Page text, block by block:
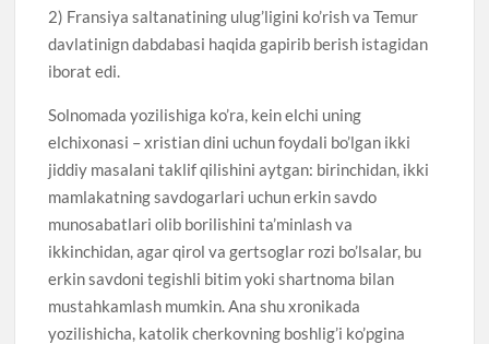
2) Fransiya saltanatining ulug’ligini ko’rish va Temur
davlatinign dabdabasi haqida gapirib berish istagidan
iborat edi.
Solnomada yozilishiga ko’ra, kein elchi uning
elchixonasi – xristian dini uchun foydali bo’lgan ikki
jiddiy masalani taklif qilishini aytgan: birinchidan, ikki
mamlakatning savdogarlari uchun erkin savdo
munosabatlari olib borilishini ta’minlash va
ikkinchidan, agar qirol va gertsoglar rozi bo’lsalar, bu
erkin savdoni tegishli bitim yoki shartnoma bilan
mustahkamlash mumkin. Ana shu xronikada
yozilishicha, katolik cherkovning boshlig’i ko’pgina